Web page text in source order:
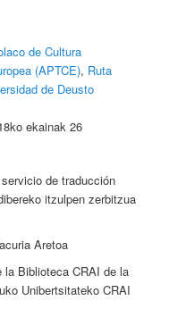
de Cultura​
(APTCE), Ruta
de Deusto
ekainak 26
de traducción
itzulpen zerbitzua
Aretoa
la Biblioteca CRAI de la
Unibertsitateko CRAI